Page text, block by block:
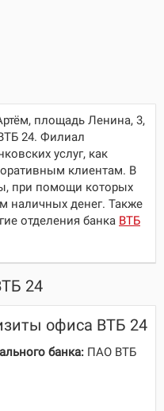
площадь Ленина, 3,
24. Филиал
услуг, как
клиентам. В
при помощи которых
наличных денег. Также
отделения банка ВТБ
24
офиса ВТБ 24
банка: ПАО ВТБ